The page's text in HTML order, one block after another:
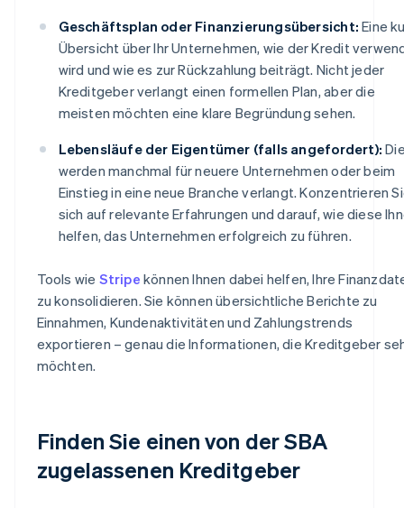
Geschäftsplan oder Finanzierungsübersicht: Eine
Übersicht über Ihr Unternehmen, wie der Kredit
wird und wie es zur Rückzahlung beiträgt. Nicht jeder
Kreditgeber verlangt einen formellen Plan, aber die
meisten möchten eine klare Begründung sehen.
Lebensläufe der Eigentümer (falls angefordert):
werden manchmal für neuere Unternehmen oder beim
Einstieg in eine neue Branche verlangt. Konzentrieren
sich auf relevante Erfahrungen und darauf, wie diese
helfen, das Unternehmen erfolgreich zu führen.
Tools wie Stripe können Ihnen dabei helfen, Ihre
zu konsolidieren. Sie können übersichtliche Berichte zu
Einnahmen, Kundenaktivitäten und Zahlungstrends
exportieren – genau die Informationen, die Kreditgeber
möchten.
Finden Sie einen von der SBA
zugelassenen Kreditgeber